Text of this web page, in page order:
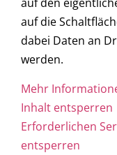
auf den
auf die
dabei Daten an
werden.
Mehr
Inhalt entsperren
Erforderlichen
entsperren